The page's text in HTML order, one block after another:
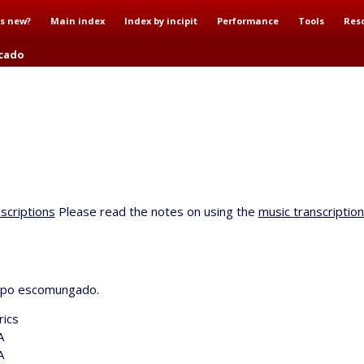
new? Main index Index by incipit Performance Tools
Please read the notes on using the music
escomungado.